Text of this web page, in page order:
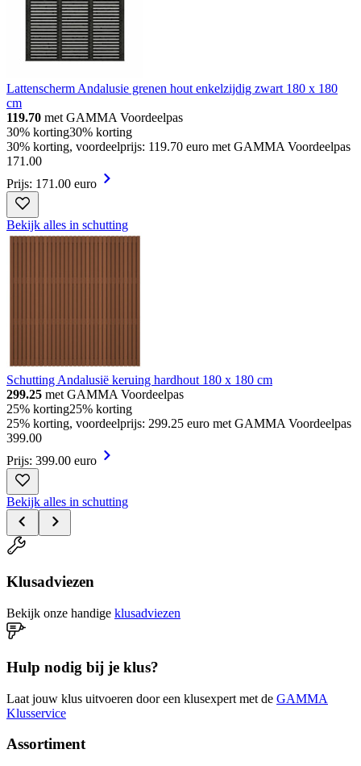
Lattenscherm Andalusie grenen hout enkelzijdig zwart 180 x 180
cm
119.70 met GAMMA Voordeelpas
30% korting30% korting
30% korting, voordeelprijs: 119.70 euro met GAMMA Voordeelpas
171 .00
Prijs: 171.00 euro
Bekijk alles in schutting
Schutting Andalusië keruing hardhout 180 x 180 cm
299.25 met GAMMA Voordeelpas
25% korting25% korting
25% korting, voordeelprijs: 299.25 euro met GAMMA Voordeelpas
399.00
Prijs: 399.00 euro
Bekijk alles in schutting
Klusadviezen
Bekijk onze handige klusadviezen
Hulp nodig bij je klus?
Laat jouw klus uitvoeren door een klusexpert met de GAMMA
Klusservice
Assortiment